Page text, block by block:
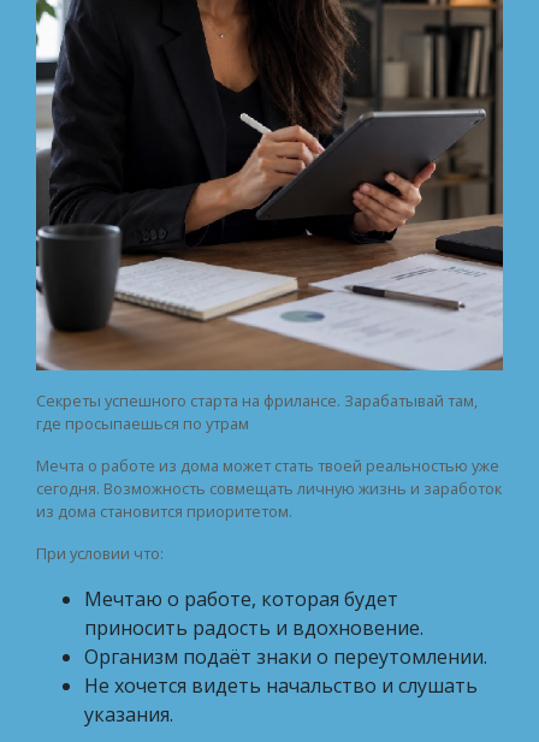
Секреты успешного старта на фрилансе. Зарабатывай там,
где просыпаешься по утрам
Мечта о работе из дома может стать твоей реальностью уже
сегодня. Возможность совмещать личную жизнь и заработок
из дома становится приоритетом.
При условии что:
Мечтаю о работе, которая будет
приносить радость и вдохновение.
Организм подаёт знаки о переутомлении.
Не хочется видеть начальство и слушать
указания.